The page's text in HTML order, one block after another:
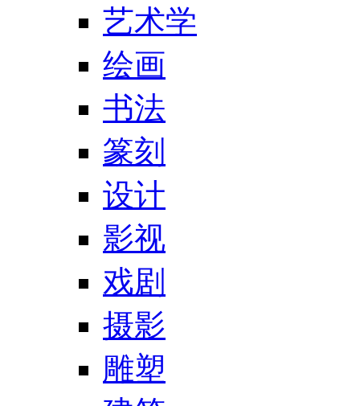
艺术学
绘画
书法
篆刻
设计
影视
戏剧
摄影
雕塑